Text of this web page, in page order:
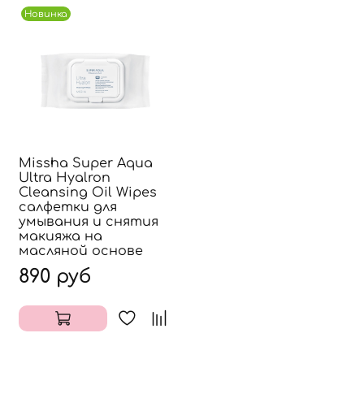
Новинка
Missha Super Aqua
Ultra Hyalron
Cleansing Oil Wipes
салфетки для
умывания и снятия
макияжа на
масляной основе
890 руб